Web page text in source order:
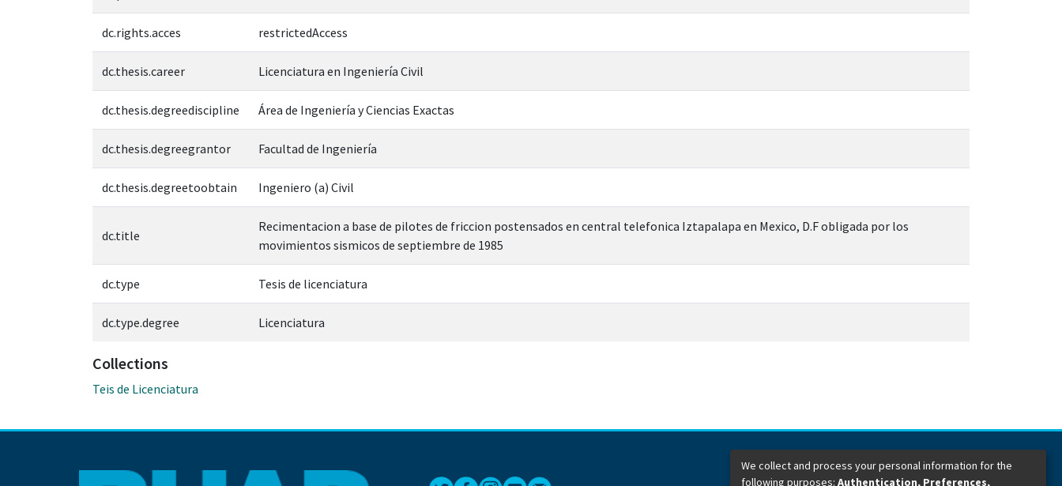
dc.rights.acces restrictedAccess
dc.thesis.career Licenciatura en Ingeniería Civil
dc.thesis.degreediscipline Área de Ingeniería y Ciencias Exactas
dc.thesis.degreegrantor Facultad de Ingeniería
dc.thesis.degreetoobtain Ingeniero (a) Civil
dc.title
Recimentacion a base de pilotes de friccion postensados en central telefonica Iztapalapa en Mexico, D.F obligada por los
movimientos sismicos de septiembre de 1985
dc.type Tesis de licenciatura
dc.type.degree Licenciatura
Collections
Teis de Licenciatura
Dirección General de Bibliotecas
We collect and process your personal information for the
following purposes: Authentication, Preferences,